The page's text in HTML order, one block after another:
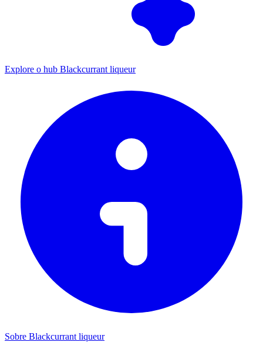
Explore o hub Blackcurrant liqueur
Sobre Blackcurrant liqueur